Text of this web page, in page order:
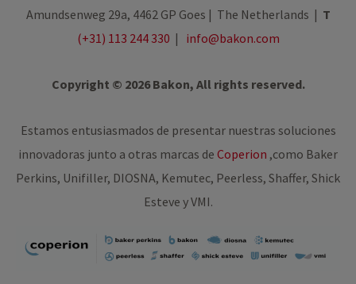
Amundsenweg 29a, 4462 GP Goes | The Netherlands | T
(+31) 113 244 330 | info@bakon.com
Copyright © 2026 Bakon, All rights reserved.
Estamos entusiasmados de presentar nuestras soluciones
innovadoras junto a otras marcas de Coperion ,como Baker
Perkins, Unifiller, DIOSNA, Kemutec, Peerless, Shaffer, Shick
Esteve y VMI.